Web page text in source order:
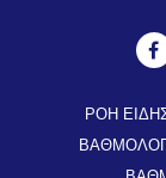
ΡΟΗ